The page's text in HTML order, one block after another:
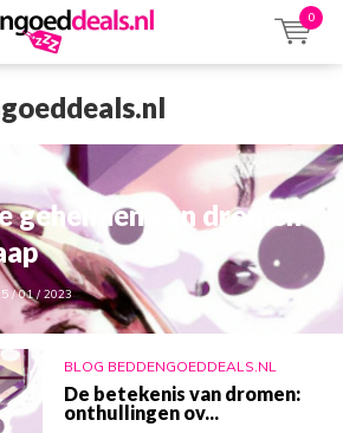
0
geheimen van dromen
/ 01 / 2023
BLOG BEDDENGOEDDEALS.NL
De betekenis van dromen:
onthullingen ov...